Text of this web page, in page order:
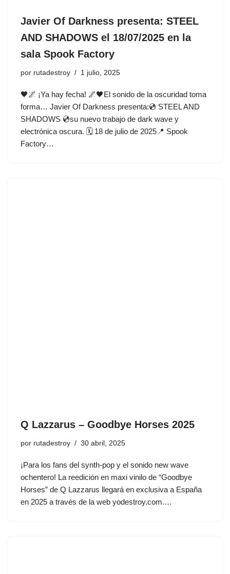
Javier Of Darkness presenta: STEEL
AND SHADOWS el 18/07/2025 en la
sala Spook Factory
por rutadestroy 1 julio, 2025
🖤🌌 ¡Ya hay fecha! 🌌🖤El sonido de la oscuridad toma
forma… Javier Of Darkness presenta:💿 STEEL AND
SHADOWS 💿su nuevo trabajo de dark wave y
electrónica oscura. 🗓 18 de julio de 2025📍 Spook
Factory…
Q Lazzarus – Goodbye Horses 2025
por rutadestroy 30 abril, 2025
¡Para los fans del synth-pop y el sonido new wave
ochentero! La reedición en maxi vinilo de “Goodbye
Horses” de Q Lazzarus llegará en exclusiva a España
en 2025 a través de la web yodestroy.com.…